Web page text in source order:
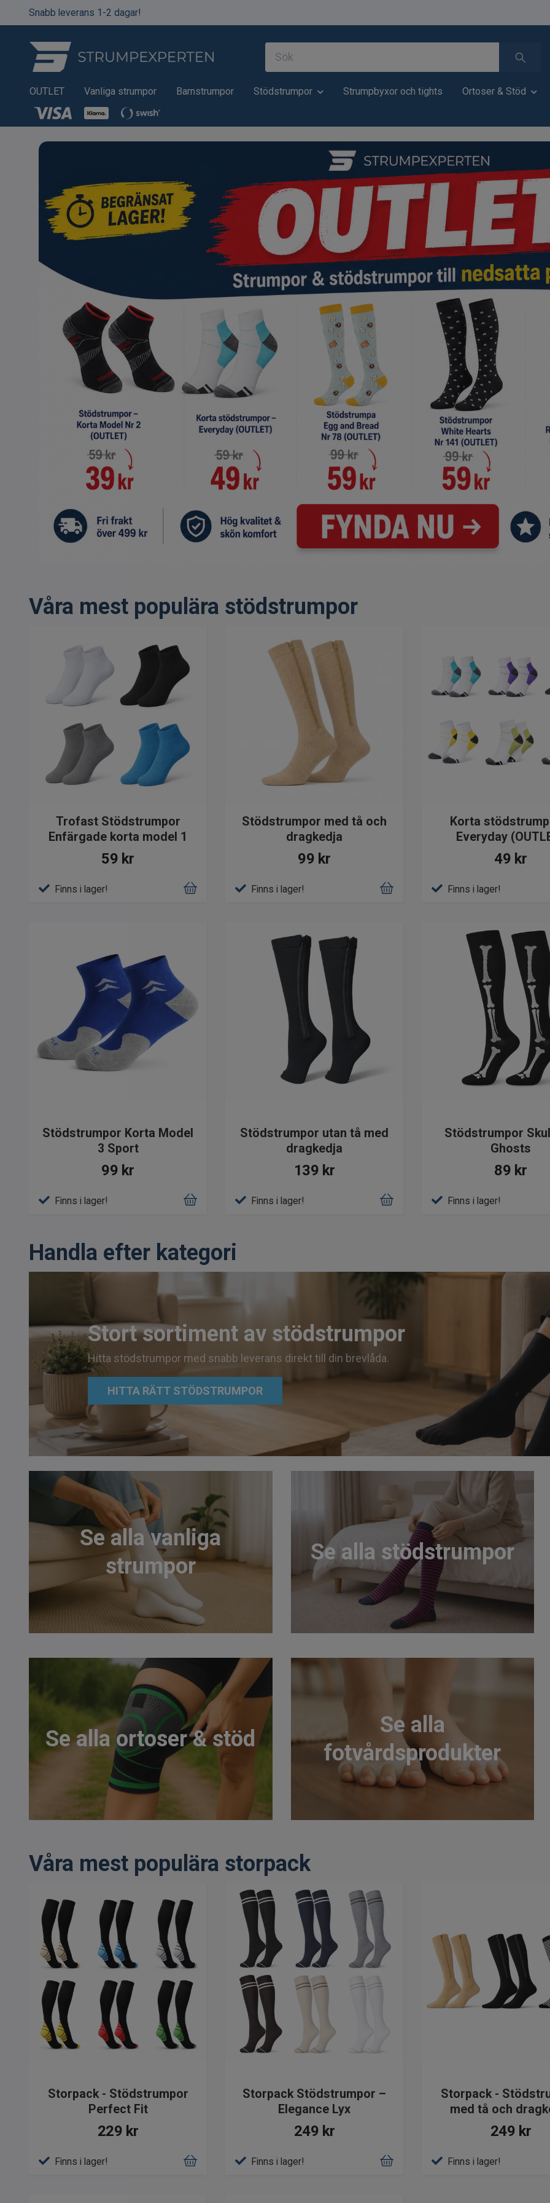
Snabb leverans 1-2 dagar!
OUTLET Vanliga strumpor Barnstrumpor Stödstrumpor Strumpbyxor och tights Ortoser & Stöd
Våra mest populära stödstrumpor
Trofast Stödstrumpor
Enfärgade korta model 1
59 kr
Finns i lager!
Stödstrumpor med tå och
dragkedja
99 kr
Finns i lager!
Korta
Everyday
49 kr
Finns i lager!
Stödstrumpor Korta Model
3 Sport
99 kr
Finns i lager!
Stödstrumpor utan tå med
dragkedja
139 kr
Finns i lager!
Stödstrumpor
Ghosts
89 kr
Finns i lager!
Handla efter kategori
Stort sortiment av stödstrumpor
Hitta stödstrumpor med snabb leverans direkt till din brevlåda.
HITTA RÄTT STÖDSTRUMPOR
Se alla vanliga
strumpor
Se alla stödstrumpor
Se alla ortoser & stöd
Se alla
fotvårdsprodukter
Våra mest populära storpack
Storpack - Stödstrumpor
Perfect Fit
229 kr
Finns i lager!
Storpack Stödstrumpor –
Elegance Lyx
249 kr
Finns i lager!
Storpack -
med tå och
249 kr
Finns i lager!